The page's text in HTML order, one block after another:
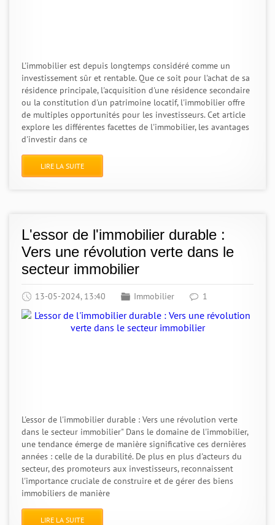
L'immobilier est depuis longtemps considéré comme un
investissement sûr et rentable. Que ce soit pour l'achat de sa
résidence principale, l'acquisition d'une résidence secondaire
ou la constitution d'un patrimoine locatif, l'immobilier offre
de multiples opportunités pour les investisseurs. Cet article
explore les différentes facettes de l'immobilier, les avantages
d'investir dans ce
LIRE LA SUITE
L'essor de l'immobilier durable :
Vers une révolution verte dans le
secteur immobilier
13-05-2024, 13:40 Immobilier 1
L'essor de l'immobilier durable : Vers une révolution verte
dans le secteur immobilier" Dans le domaine de l'immobilier,
une tendance émerge de manière significative ces dernières
années : celle de la durabilité. De plus en plus d'acteurs du
secteur, des promoteurs aux investisseurs, reconnaissent
l'importance cruciale de construire et de gérer des biens
immobiliers de manière
LIRE LA SUITE